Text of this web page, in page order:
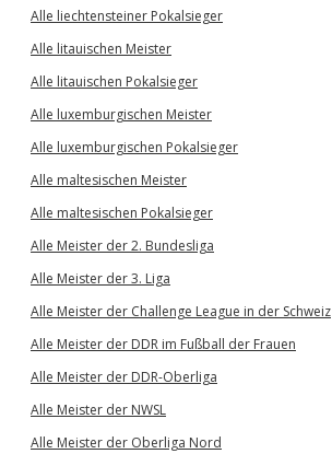
Alle liechtensteiner Pokalsieger
Alle litauischen Meister
Alle litauischen Pokalsieger
Alle luxemburgischen Meister
Alle luxemburgischen Pokalsieger
Alle maltesischen Meister
Alle maltesischen Pokalsieger
Alle Meister der 2. Bundesliga
Alle Meister der 3. Liga
Alle Meister der Challenge League in der Schweiz
Alle Meister der DDR im Fußball der Frauen
Alle Meister der DDR-Oberliga
Alle Meister der NWSL
Alle Meister der Oberliga Nord